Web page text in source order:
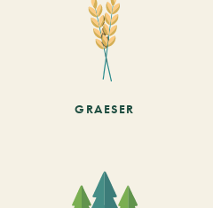
GRAESER